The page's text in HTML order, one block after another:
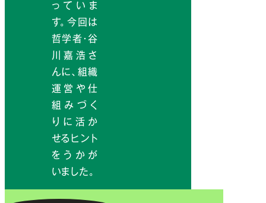
っていま
す。今回は
哲学者・谷
川嘉浩さ
んに、組織
運営や仕
組みづく
りに活か
せるヒント
をうかが
いました。